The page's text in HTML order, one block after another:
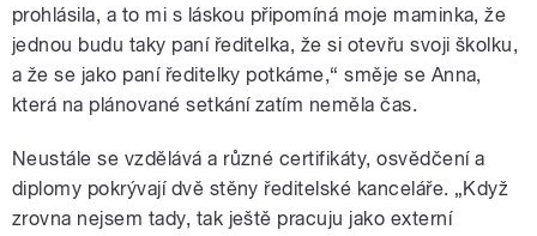
prohlásila, a to mi s láskou připomíná moje maminka, že
jednou budu taky paní ředitelka, že si otevřu svoji školku,
a že se jako paní ředitelky potkáme,“ směje se Anna,
která na plánované setkání zatím neměla čas.
Neustále se vzdělává a různé certifikáty, osvědčení a
diplomy pokrývají dvě stěny ředitelské kanceláře. „Když
zrovna nejsem tady, tak ještě pracuju jako externí